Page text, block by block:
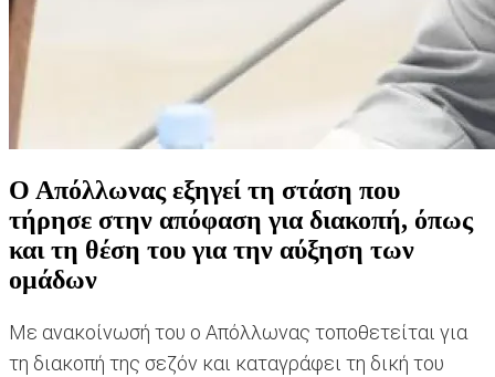
Ο Απόλλωνας εξηγεί τη στάση που
τήρησε στην απόφαση για διακοπή, όπως
και τη θέση του για την αύξηση των
ομάδων
Με ανακοίνωσή του ο Απόλλωνας τοποθετείται για
τη διακοπή της σεζόν και καταγράφει τη δική του